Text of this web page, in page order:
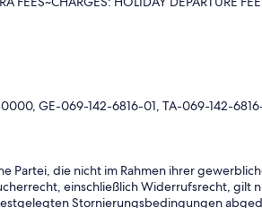
GE-069-142-6816-01, TA-069-142-
Partei, die nicht im Rahmen ihrer
einschließlich Widerrufsrecht, gilt
Stornierungsbedingungen